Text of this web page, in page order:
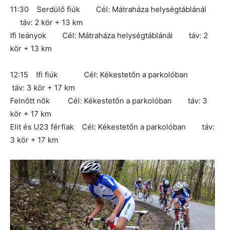
11:30 Serdülő fiúk Cél: Mátraháza helységtáblánál
táv: 2 kör + 13 km
Ifi leányok Cél: Mátraháza helységtáblánál táv: 2
kör + 13 km
12:15 Ifi fiúk Cél: Kékestetőn a parkolóban
táv: 3 kör + 17 km
Felnőtt nők Cél: Kékestetőn a parkolóban táv: 3
kör + 17 km
Elit és U23 férfiak Cél: Kékestetőn a parkolóban táv:
3 kör + 17 km